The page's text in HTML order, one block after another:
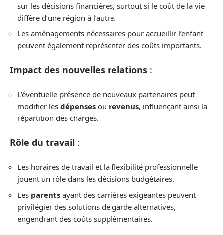
sur les décisions financières, surtout si le coût de la vie
diffère d’une région à l’autre.
Les aménagements nécessaires pour accueillir l’enfant
peuvent également représenter des coûts importants.
Impact des nouvelles relations :
L’éventuelle présence de nouveaux partenaires peut
modifier les dépenses ou revenus, influençant ainsi la
répartition des charges.
Rôle du travail :
Les horaires de travail et la flexibilité professionnelle
jouent un rôle dans les décisions budgétaires.
Les parents ayant des carrières exigeantes peuvent
privilégier des solutions de garde alternatives,
engendrant des coûts supplémentaires.